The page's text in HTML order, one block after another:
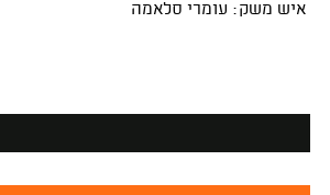
איש משק: עומרי סלאמה